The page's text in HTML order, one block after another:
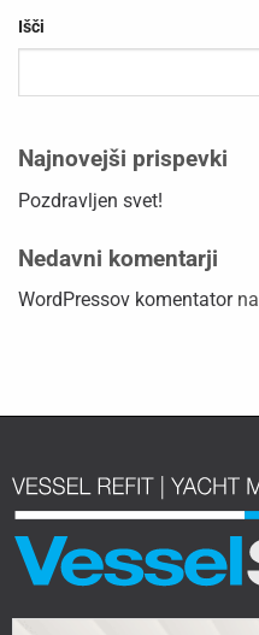
Išči
Najnovejši prispevki
Pozdravljen svet!
Nedavni komentarji
WordPressov komentatorna